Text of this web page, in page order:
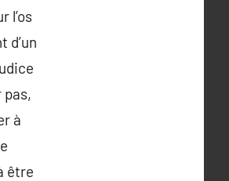
l’os
d’un
pas,
à
être